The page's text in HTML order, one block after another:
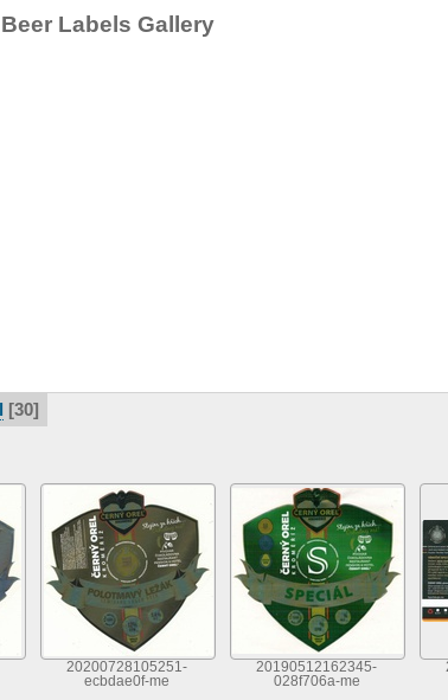
Labels Gallery
30
20200728105251-
ecbdae0f-me
20190512162345-
028f706a-me